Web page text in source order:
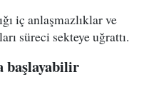
iç anlaşmazlıklar ve
süreci sekteye uğrattı.
başlayabilir